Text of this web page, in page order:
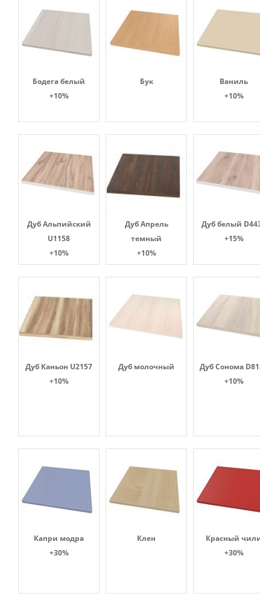
Бодега белый
+10%
Бук
Ваниль
+10%
Дуб Альпийский
U1158
+10%
Дуб Апрель
темный
+10%
Дуб белый
+15%
Дуб Каньон U2157
+10%
Дуб молочный
Дуб Сонома
+10%
Капри модра
+30%
Клен
Красный
+30%